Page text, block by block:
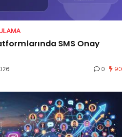
SMS Onay
0 90